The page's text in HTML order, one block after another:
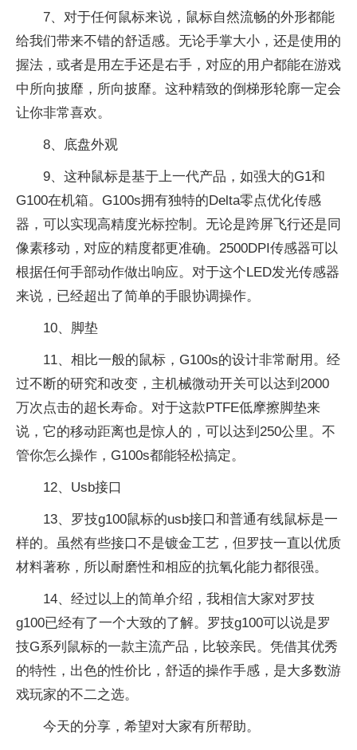
7、对于任何鼠标来说，鼠标自然流畅的外形都能
给我们带来不错的舒适感。无论手掌大小，还是使用的
握法，或者是用左手还是右手，对应的用户都能在游戏
中所向披靡，所向披靡。这种精致的倒梯形轮廓一定会
让你非常喜欢。
8、底盘外观
9、这种鼠标是基于上一代产品，如强大的G1和
G100在机箱。G100s拥有独特的Delta零点优化传感
器，可以实现高精度光标控制。无论是跨屏飞行还是同
像素移动，对应的精度都更准确。2500DPI传感器可以
根据任何手部动作做出响应。对于这个LED发光传感器
来说，已经超出了简单的手眼协调操作。
10、脚垫
11、相比一般的鼠标，G100s的设计非常耐用。经
过不断的研究和改变，主机械微动开关可以达到2000
万次点击的超长寿命。对于这款PTFE低摩擦脚垫来
说，它的移动距离也是惊人的，可以达到250公里。不
管你怎么操作，G100s都能轻松搞定。
12、Usb接口
13、罗技g100鼠标的usb接口和普通有线鼠标是一
样的。虽然有些接口不是镀金工艺，但罗技一直以优质
材料著称，所以耐磨性和相应的抗氧化能力都很强。
14、经过以上的简单介绍，我相信大家对罗技
g100已经有了一个大致的了解。罗技g100可以说是罗
技G系列鼠标的一款主流产品，比较亲民。凭借其优秀
的特性，出色的性价比，舒适的操作手感，是大多数游
戏玩家的不二之选。
今天的分享，希望对大家有所帮助。